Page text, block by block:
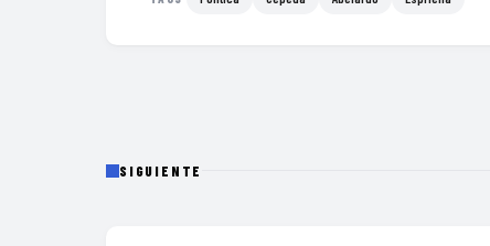
SIGUIENTE